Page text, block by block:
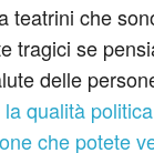
teatrini che
tragici se
delle
qualità
che potete